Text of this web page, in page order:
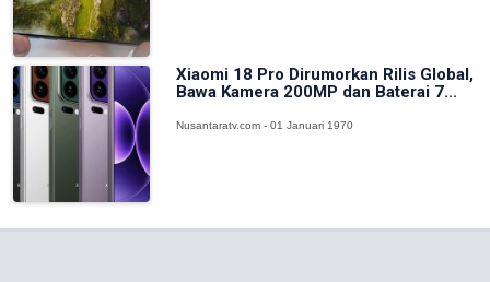
Xiaomi 18 Pro Dirumorkan Rilis Global,
Bawa Kamera 200MP dan Baterai 7...
Nusantaratv.com - 01 Januari 1970